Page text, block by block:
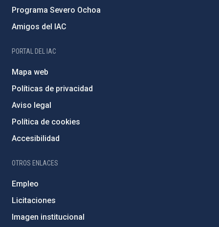
Programa Severo Ochoa
Amigos del IAC
PORTAL DEL IAC
Mapa web
Políticas de privacidad
Aviso legal
Política de cookies
Accesibilidad
OTROS ENLACES
Empleo
Licitaciones
Imagen institucional